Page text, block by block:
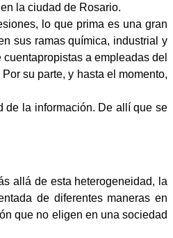
la ciudad de Rosario.
lo que prima es una gran
sus ramas química, industrial y
a empleadas del
su parte, y hasta el momento,
de la información. De allí que se
allá de esta heterogeneidad, la
de diferentes maneras en
que no eligen en una sociedad